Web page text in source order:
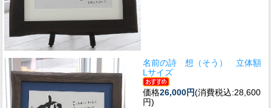
名前の詩 想（そう） 立体額
Lサイズ
価格26,000円(消費税込:28,600
円)